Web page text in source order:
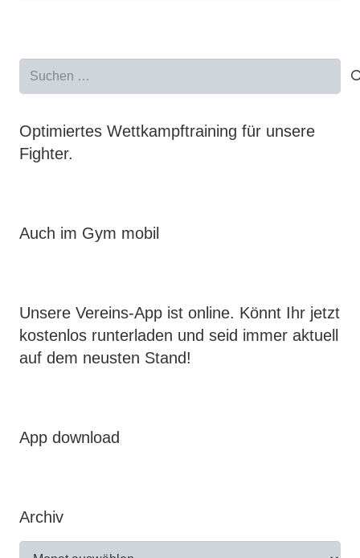
Optimiertes Wettkampftraining für unsere
Fighter.
Auch im Gym mobil
Unsere Vereins-App ist online. Könnt Ihr jetzt
kostenlos runterladen und seid immer aktuell
auf dem neusten Stand!
App download
Archiv